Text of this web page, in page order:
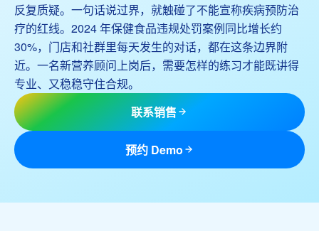
反复质疑。一句话说过界，就触碰了不能宣称疾病预防治
疗的红线。2024 年保健食品违规处罚案例同比增长约
30%，门店和社群里每天发生的对话，都在这条边界附
近。一名新营养顾问上岗后，需要怎样的练习才能既讲得
专业、又稳稳守住合规。
联系销售
预约 Demo